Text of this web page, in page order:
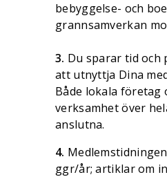
bebyggelse- och
grannsamverkan
3. Du sparar tid och
att utnyttja Dina
Både lokala företag
verksamhet över
anslutna.
4.
ggr/år; artiklar om